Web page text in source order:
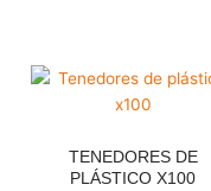
TENEDORES DE
PLÁSTICO X100